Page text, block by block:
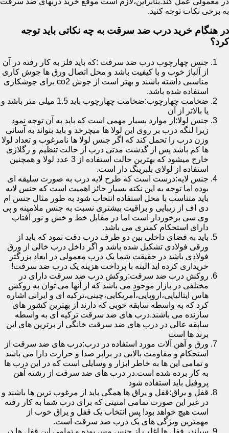
به برخی نکات توجه کنید.
در هنگام خرید درب ضد سرقت به چه نکاتی باید توجه
کرد؟
جنس چهارچوب درب ضد سرقت :که باید فلز به کار رفته در آن
از آلیاژ خوب و با کیفیت باشد و محل اتصال ورق ها جوش کاری
مناسبی داشته باشند و بهتر است از جوش co2 برای جوشکاری
استفاده شده باشد.
ضخامت چهارچوب:ضخامت چهارچوب باید 1.5 میلی متر باشد و
یا بالاتر از آن
جنس لولا:از موارد بسیار مهمی است که باید به آن توجه نمود
زیرا لنگه درب بر روی این لولا ها میچرخد و باید بتواند به آسانی
وزن درب را تحمل کند که اگر جنس لولا ها نامرغوب و تعداد لولا
ها کم باشد پس از گذشت مدتی درب از حالت تنظیم و رگلاژی
خارج میشود که بهترین حالت استفاده از 3 عدد لولا و همچنین
استفاده از لولای بلبرینگ دار است.
جنس لایه:درست است که طرح لایه درب به صورت سلیقه ای
بوده اما توجه به این نکته بسیار حائز اهمیت است که جنس لایه
باید متناسب با محل استفاده انتخاب شود به طور مثال جنس ام
دی اف از زیبایی و براقیت بیشتری نسبت به جنس ملامینه و پی
وی سی برخوردار است اما در مقابل خط و خش و نور آفتاب
دارای استحکام کمتری می باشد.
باید به فضای داخلی بین دو طرف درب دقت نمود که باید از
ورقی فولادی تشکیل شده باشد و اگر داخل درب خالی از ورق
فولادی باشد در حقیقت شما یک درب معمولی در ابعاد بزرگتر
خریداری کرده اید البته با پرداخت هزینه یک درب ضد سرقت!
روکش درب ضد سرقت:روکش درب ضد سرقت دارای در
مختلفی در بازار موجود می باشد که از آنها می توان به روکش
هاس ایتالیایی،اروپایی،آمریکایی،چینی،ترکیه ای و ایرانی اشاره
کرد که به واسطه سابقه خوبی که دارند از بهترین کشور های
سازنده می باشند.درب های ضد سرقت ترکیه ای به واسطه
سابقه عالی در درب های ضد سرقت خانگی از برترین های این
برند ها است
ورق و آهن آلات مورد استفاده در درب:درب های ضد سرقت از
استحکام و مقاومت بالایی در برابر صدا و حرارت دارا می باشد
و تمامی این ها به خاطر ابزار و وسایلی است که در این درب ها
به کار برده شده است.در درب های ضد سرقت از رشته آهن
پروفیل باید استفاده شود
قفل و یراق:قفل و یراق ها همگی باید از مرغوب ترین ها باشند و
در غیر این صورت تمامی امنیتی که برای درب شما به کار رفته
است هیچ خواهد بود! پس انتخاب یک قفل و یراق خوب از
مهمترین ویژگی های یک درب ضد سرقت است.